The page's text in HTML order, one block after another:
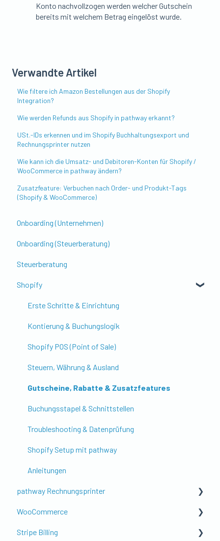
Konto nachvollzogen werden welcher Gutschein
bereits mit welchem Betrag eingelöst wurde.
Verwandte Artikel
Wie filtere ich Amazon Bestellungen aus der Shopify
Integration?
Wie werden Refunds aus Shopify in pathway erkannt?
USt.-IDs erkennen und im Shopify Buchhaltungsexport und
Rechnungsprinter nutzen
Wie kann ich die Umsatz- und Debitoren-Konten für Shopify /
WooCommerce in pathway ändern?
Zusatzfeature: Verbuchen nach Order- und Produkt-Tags
(Shopify & WooCommerce)
Onboarding (Unternehmen)
Onboarding (Steuerberatung)
Steuerberatung
Shopify
Erste Schritte & Einrichtung
Kontierung & Buchungslogik
Shopify POS (Point of Sale)
Steuern, Währung & Ausland
Gutscheine, Rabatte & Zusatzfeatures
Buchungsstapel & Schnittstellen
Troubleshooting & Datenprüfung
Shopify Setup mit pathway
Anleitungen
pathway Rechnungsprinter
Get to know pathway Rechnungsprinter
Setup der Rechnung
WooCommerce
WooCommerce Setup mit pathway
Stripe Billing